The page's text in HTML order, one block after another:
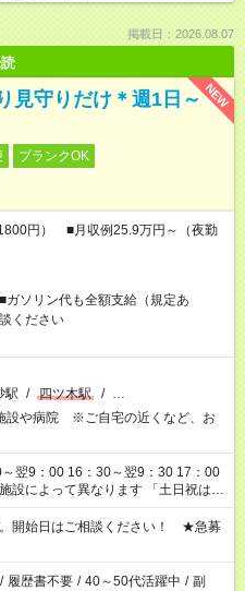
掲載日：2026.08.07
NEW
見守りだけ＊週1日～
ブランクOK
円） ■月収例25.9万円～（夜勤
ソリン代も全額支給（規定あ
ください
駅 / 四ツ木駅 / …
設や病院 ※ご自宅の近くなど、お
翌9：00 16：30～翌9：30 17：00
て異なります 「土日祝は休
い」 「もう少し遅い時間から始めた
をご案内いたします。 ※未経験
日中での仕事を経験いただき、 お
の都合でお休みが
ください。
開始日はご相談ください！ ★急募
/ 履歴書不要 / 40～50代活躍中 / 副